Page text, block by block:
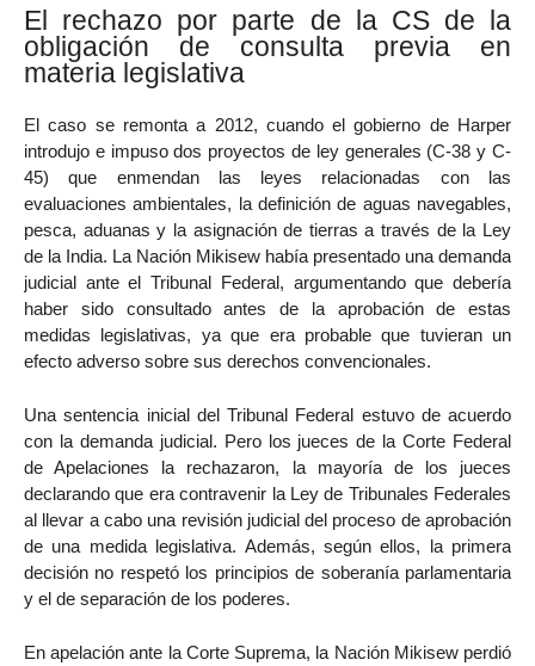
El rechazo por parte de la CS de la
obligación de consulta previa en
materia legislativa
El caso se remonta a 2012, cuando el gobierno de Harper
introdujo e impuso dos proyectos de ley generales (C-38 y C-
45) que enmendan las leyes relacionadas con las
evaluaciones ambientales, la definición de aguas navegables,
pesca, aduanas y la asignación de tierras a través de la Ley
de la India. La Nación Mikisew había presentado una demanda
judicial ante el Tribunal Federal, argumentando que debería
haber sido consultado antes de la aprobación de estas
medidas legislativas, ya que era probable que tuvieran un
efecto adverso sobre sus derechos convencionales.
Una sentencia inicial del Tribunal Federal estuvo de acuerdo
con la demanda judicial. Pero los jueces de la Corte Federal
de Apelaciones la rechazaron, la mayoría de los jueces
declarando que era contravenir la Ley de Tribunales Federales
al llevar a cabo una revisión judicial del proceso de aprobación
de una medida legislativa. Además, según ellos, la primera
decisión no respetó los principios de soberanía parlamentaria
y el de separación de los poderes.
En apelación ante la Corte Suprema, la Nación Mikisew perdió